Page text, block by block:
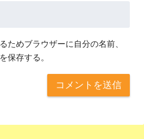
ためブラウザーに自分の名前、
保存する。